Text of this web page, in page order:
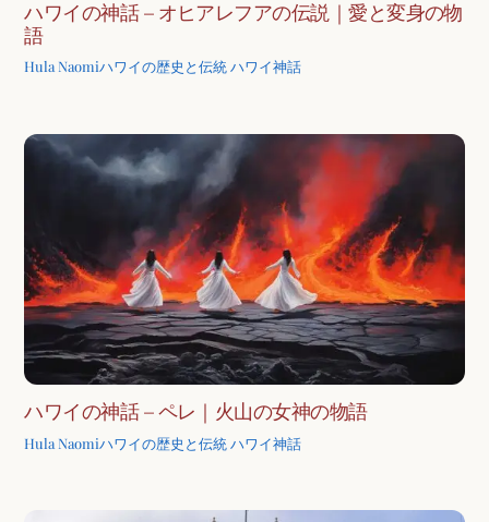
ハワイの神話 – オヒアレフアの伝説｜愛と変身の物
語
Hula Naomiハワイの歴史と伝統 ハワイ神話
ハワイの神話 – ペレ｜火山の女神の物語
Hula Naomiハワイの歴史と伝統 ハワイ神話